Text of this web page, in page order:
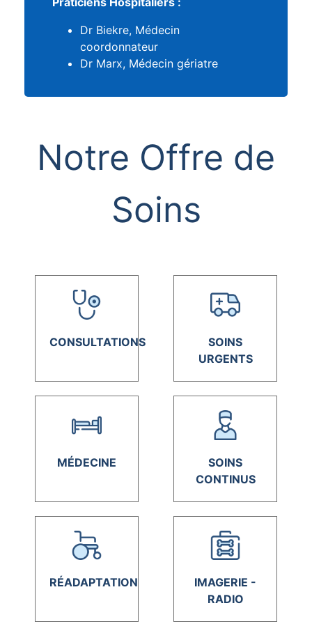
Dr Biekre, Médecin
coordonnateur
Dr Marx, Médecin gériatre
Notre Offre de
Soins
CONSULTATIONS
SOINS
URGENTS
MÉDECINE
SOINS
CONTINUS
RÉADAPTATION
IMAGERIE -
RADIO